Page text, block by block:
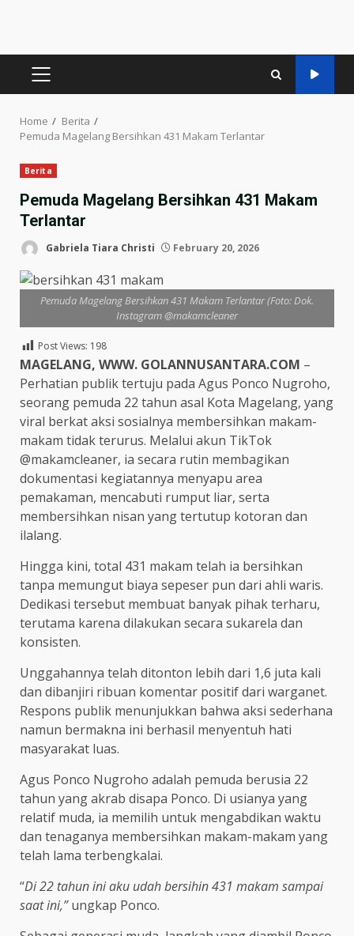
PRIMARY
Home
Berita
Pemuda Magelang Bersihkan 431 Makam Terlantar
Berita
Pemuda Magelang Bersihkan 431 Makam
Terlantar
Gabriela Tiara Christi February 20, 2026
Pemuda Magelang Bersihkan 431 Makam Terlantar (Foto: Dok.
Instagram @makamcleaner
Post Views: 198
MAGELANG, WWW. GOLANNUSANTARA.COM –
Perhatian publik tertuju pada Agus Ponco Nugroho,
seorang pemuda 22 tahun asal Kota Magelang, yang
viral berkat aksi sosialnya membersihkan makam-
makam tidak terurus. Melalui akun TikTok
@makamcleaner, ia secara rutin membagikan
dokumentasi kegiatannya menyapu area
pemakaman, mencabuti rumput liar, serta
membersihkan nisan yang tertutup kotoran dan
ilalang.
Hingga kini, total 431 makam telah ia bersihkan
tanpa memungut biaya sepeser pun dari ahli waris.
Dedikasi tersebut membuat banyak pihak terharu,
terutama karena dilakukan secara sukarela dan
konsisten.
Unggahannya telah ditonton lebih dari 1,6 juta kali
dan dibanjiri ribuan komentar positif dari warganet.
Respons publik menunjukkan bahwa aksi sederhana
namun bermakna ini berhasil menyentuh hati
masyarakat luas.
Agus Ponco Nugroho adalah pemuda berusia 22
tahun yang akrab disapa Ponco. Di usianya yang
relatif muda, ia memilih untuk mengabdikan waktu
dan tenaganya membersihkan makam-makam yang
telah lama terbengkalai.
“Di 22 tahun ini aku udah bersihin 431 makam sampai
saat ini,”ungkap Ponco.